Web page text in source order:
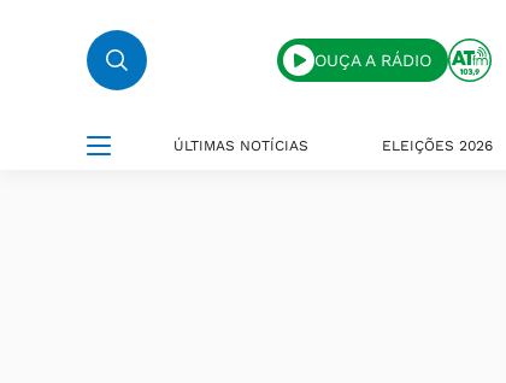
OUÇA A RÁDIO
ÚLTIMAS NOTÍCIAS ELEIÇÕES 2026